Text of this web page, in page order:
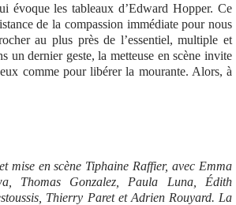
évoque les tableaux d’Edward Hopper. Ce
de la compassion immédiate pour nous
au plus près de l’essentiel, multiple et
un dernier geste, la metteuse en scène invite
comme pour libérer la mourante. Alors, à
et mise en scène Tiphaine Raffier, avec Emma
Thomas Gonzalez, Paula Luna, Édith
Thierry Paret et Adrien Rouyard. La